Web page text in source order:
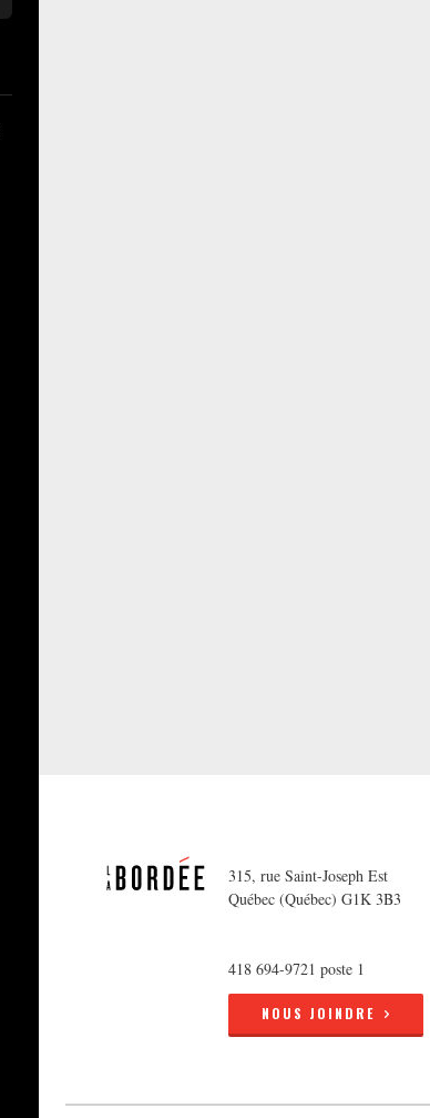
315, rue Saint-Joseph Est
Québec (Québec) G1K 3B3
418 694-9721 poste 1
NOUS JOINDRE